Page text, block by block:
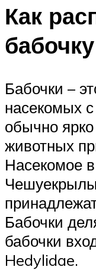
Как
бабочку
Бабочки –
насекомых
обычно
животных
Насекомое
Бабочки
бабочки
Hedylidae.